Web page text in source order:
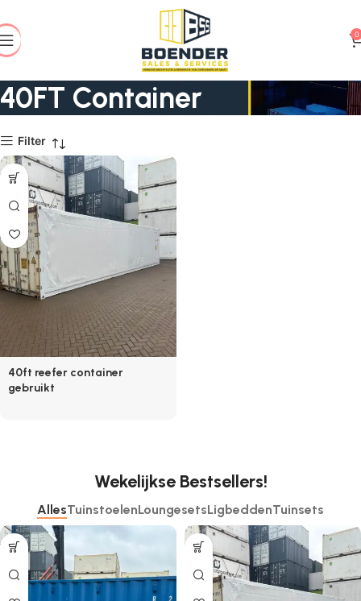
0
40FT Container
Filter
40ft reefer container
gebruikt
Wekelijkse Bestsellers!
AllesTuinstoelenLoungesetsLigbeddenTuinsets